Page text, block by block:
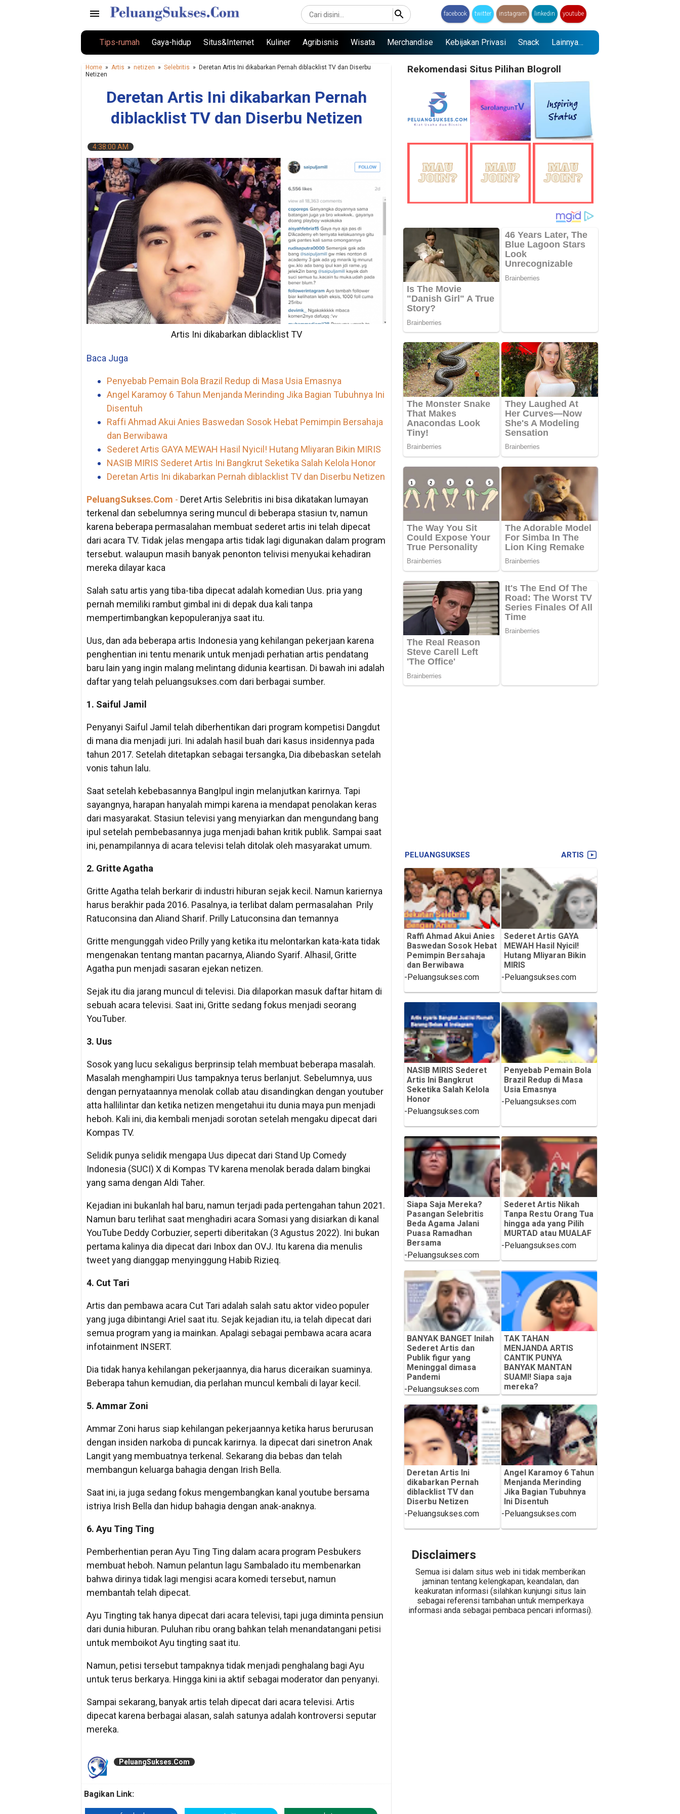
Langsung ke konten utama facebook twitter instagram linkedin youtube
Tips-rumah Gaya-hidup Situs&Internet Kuliner Agribisnis Wisata Merchandise Kebijakan Privasi Snack Lainnya…
Home » Artis » netizen » Selebritis »
Deretan Artis Ini dikabarkan Pernah diblacklist TV dan Diserbu
Netizen
Deretan Artis Ini dikabarkan Pernah
diblacklist TV dan Diserbu Netizen
4:38:00 AM
Artis Ini dikabarkan diblacklist TV
Baca Juga
Penyebab Pemain Bola Brazil Redup di Masa Usia Emasnya
Angel Karamoy 6 Tahun Menjanda Merinding Jika Bagian Tubuhnya Ini
Disentuh
Raffi Ahmad Akui Anies Baswedan Sosok Hebat Pemimpin Bersahaja
dan Berwibawa
Sederet Artis GAYA MEWAH Hasil Nyicil! Hutang Mliyaran Bikin MIRIS
NASIB MIRIS Sederet Artis Ini Bangkrut Seketika Salah Kelola Honor
Deretan Artis Ini dikabarkan Pernah diblacklist TV dan Diserbu Netizen
PeluangSukses.Com - Deret Artis Selebritis ini bisa dikatakan lumayan
terkenal dan sebelumnya sering muncul di beberapa stasiun tv, namun
karena beberapa permasalahan membuat sederet artis ini telah dipecat
dari acara TV. Tidak jelas mengapa artis tidak lagi digunakan dalam program
tersebut. walaupun masih banyak penonton telivisi menyukai kehadiran
mereka dilayar kaca
Salah satu artis yang tiba-tiba dipecat adalah komedian Uus. pria yang
pernah memiliki rambut gimbal ini di depak dua kali tanpa
mempertimbangkan kepopuleranjya saat itu.
Uus, dan ada beberapa artis Indonesia yang kehilangan pekerjaan karena
penghentian ini tentu menarik untuk menjadi perhatian artis pendatang
baru lain yang ingin malang melintang didunia keartisan. Di bawah ini adalah
daftar yang telah peluangsukses.com dari berbagai sumber.
1. Saiful Jamil
Penyanyi Saiful Jamil telah diberhentikan dari program kompetisi Dangdut
di mana dia menjadi juri. Ini adalah hasil buah dari kasus insidennya pada
tahun 2017. Setelah ditetapkan sebagai tersangka, Dia dibebaskan setelah
vonis tahun lalu.
Saat setelah kebebasannya BangIpul ingin melanjutkan karirnya. Tapi
sayangnya, harapan hanyalah mimpi karena ia mendapat penolakan keras
dari masyarakat. Stasiun televisi yang menyiarkan dan mengundang bang
ipul setelah pembebasannya juga menjadi bahan kritik publik. Sampai saat
ini, penampilannya di acara televisi telah ditolak oleh masyarakat umum.
2. Gritte Agatha
Gritte Agatha telah berkarir di industri hiburan sejak kecil. Namun kariernya
harus berakhir pada 2016. Pasalnya, ia terlibat dalam permasalahan Prily
Ratuconsina dan Aliand Sharif. Prilly Latuconsina dan temannya
Gritte mengunggah video Prilly yang ketika itu melontarkan kata-kata tidak
mengenakan tentang mantan pacarnya, Aliando Syarif. Alhasil, Gritte
Agatha pun menjadi sasaran ejekan netizen.
Sejak itu dia jarang muncul di televisi. Dia dilaporkan masuk daftar hitam di
sebuah acara televisi. Saat ini, Gritte sedang fokus menjadi seorang
YouTuber.
3. Uus
Sosok yang lucu sekaligus berprinsip telah membuat beberapa masalah.
Masalah menghampiri Uus tampaknya terus berlanjut. Sebelumnya, uus
dengan pernyataannya menolak collab atau disandingkan dengan youtuber
atta hallilintar dan ketika netizen mengetahui itu dunia maya pun menjadi
heboh. Kali ini, dia kembali menjadi sorotan setelah mengaku dipecat dari
Kompas TV.
Selidik punya selidik mengapa Uus dipecat dari Stand Up Comedy
Indonesia (SUCI) X di Kompas TV karena menolak berada dalam bingkai
yang sama dengan Aldi Taher.
Kejadian ini bukanlah hal baru, namun terjadi pada pertengahan tahun 2021.
Namun baru terlihat saat menghadiri acara Somasi yang disiarkan di kanal
YouTube Deddy Corbuzier, seperti diberitakan (3 Agustus 2022). Ini bukan
pertama kalinya dia dipecat dari Inbox dan OVJ. Itu karena dia menulis
tweet yang dianggap menyinggung Habib Rizieq.
4. Cut Tari
Artis dan pembawa acara Cut Tari adalah salah satu aktor video populer
yang juga dibintangi Ariel saat itu. Sejak kejadian itu, ia telah dipecat dari
semua program yang ia mainkan. Apalagi sebagai pembawa acara acara
infotainment INSERT.
Dia tidak hanya kehilangan pekerjaannya, dia harus diceraikan suaminya.
Beberapa tahun kemudian, dia perlahan muncul kembali di layar kecil.
5. Ammar Zoni
Ammar Zoni harus siap kehilangan pekerjaannya ketika harus berurusan
dengan insiden narkoba di puncak karirnya. Ia dipecat dari sinetron Anak
Langit yang membuatnya terkenal. Sekarang dia bebas dan telah
membangun keluarga bahagia dengan Irish Bella.
Saat ini, ia juga sedang fokus mengembangkan kanal youtube bersama
istriya Irish Bella dan hidup bahagia dengan anak-anaknya.
6. Ayu Ting Ting
Pemberhentian peran Ayu Ting Ting dalam acara program Pesbukers
membuat heboh. Namun pelantun lagu Sambalado itu membenarkan
bahwa dirinya tidak lagi mengisi acara komedi tersebut, namun
membantah telah dipecat.
Ayu Tingting tak hanya dipecat dari acara televisi, tapi juga diminta pensiun
dari dunia hiburan. Puluhan ribu orang bahkan telah menandatangani petisi
untuk memboikot Ayu tingting saat itu.
Namun, petisi tersebut tampaknya tidak menjadi penghalang bagi Ayu
untuk terus berkarya. Hingga kini ia aktif sebagai moderator dan penyanyi.
Sampai sekarang, banyak artis telah dipecat dari acara televisi. Artis
dipecat karena berbagai alasan, salah satunya adalah kontroversi seputar
mereka.
PeluangSukses.Com
Bagikan Link:
Rekomendasi Situs Pilihan Blogroll
ARTIS
PELUANGSUKSES
Raffi Ahmad Akui Anies
Baswedan Sosok Hebat
Pemimpin Bersahaja
dan Berwibawa
-Peluangsukses.com
Sederet Artis GAYA
MEWAH Hasil Nyicil!
Hutang Mliyaran Bikin
MIRIS
-Peluangsukses.com
NASIB MIRIS Sederet
Artis Ini Bangkrut
Seketika Salah Kelola
Honor
-Peluangsukses.com
Penyebab Pemain Bola
Brazil Redup di Masa
Usia Emasnya
-Peluangsukses.com
Siapa Saja Mereka?
Pasangan Selebritis
Beda Agama Jalani
Puasa Ramadhan
Bersama
-Peluangsukses.com
Sederet Artis Nikah
Tanpa Restu Orang Tua
hingga ada yang Pilih
MURTAD atau MUALAF
-Peluangsukses.com
BANYAK BANGET Inilah
Sederet Artis dan
Publik figur yang
Meninggal dimasa
Pandemi
-Peluangsukses.com
TAK TAHAN
MENJANDA ARTIS
CANTIK PUNYA
BANYAK MANTAN
SUAMI! Siapa saja
mereka?
Deretan Artis Ini
dikabarkan Pernah
diblacklist TV dan
Diserbu Netizen
-Peluangsukses.com
Angel Karamoy 6 Tahun
Menjanda Merinding
Jika Bagian Tubuhnya
Ini Disentuh
-Peluangsukses.com
Disclaimers
Semua isi dalam situs web ini tidak memberikan
jaminan tentang kelengkapan, keandalan, dan
keakuratan informasi (silahkan kunjungi situs lain
sebagai referensi tambahan untuk memperkaya
informasi anda sebagai pembaca pencari informasi).